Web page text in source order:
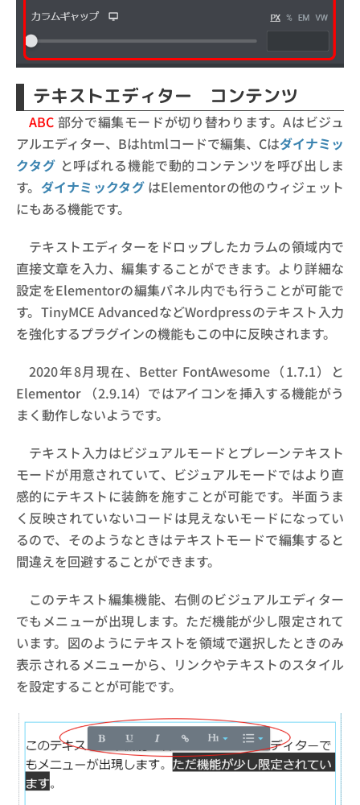
テキストエディター コンテンツ
ABC 部分で編集モードが切り替わります。Aはビジュ
アルエディター、Bはhtmlコードで編集、Cはダイナミッ
クタグ と呼ばれる機能で動的コンテンツを呼び出しま
す。 ダイナミックタグはElementorの他のウィジェット
にもある機能です。
テキストエディターをドロップしたカラムの領域内で
直接文章を入力、編集することができます。より詳細な
設定をElementorの編集パネル内でも行うことが可能で
す。TinyMCE AdvancedなどWordpressのテキスト入力
を強化するプラグインの機能もこの中に反映されます。
2020年8月現在、Better FontAwesome（1.7.1）と
Elementor （2.9.14）ではアイコンを挿入する機能がう
まく動作しないようです。
テキスト入力はビジュアルモードとプレーンテキスト
モードが用意されていて、ビジュアルモードではより直
感的にテキストに装飾を施すことが可能です。半面うま
く反映されていないコードは見えないモードになってい
るので、そのようなときはテキストモードで編集すると
間違えを回避することができます。
このテキスト編集機能、右側のビジュアルエディター
でもメニューが出現します。ただ機能が少し限定されて
います。図のようにテキストを領域で選択したときのみ
表示されるメニューから、リンクやテキストのスタイル
を設定することが可能です。